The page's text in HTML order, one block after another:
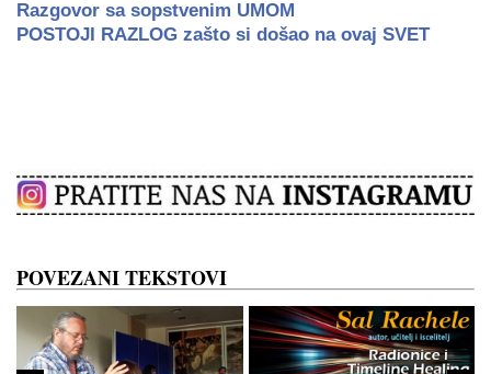
Razgovor sa sopstvenim UMOM
POSTOJI RAZLOG zašto si došao na ovaj SVET
POVEZANI TEKSTOVI